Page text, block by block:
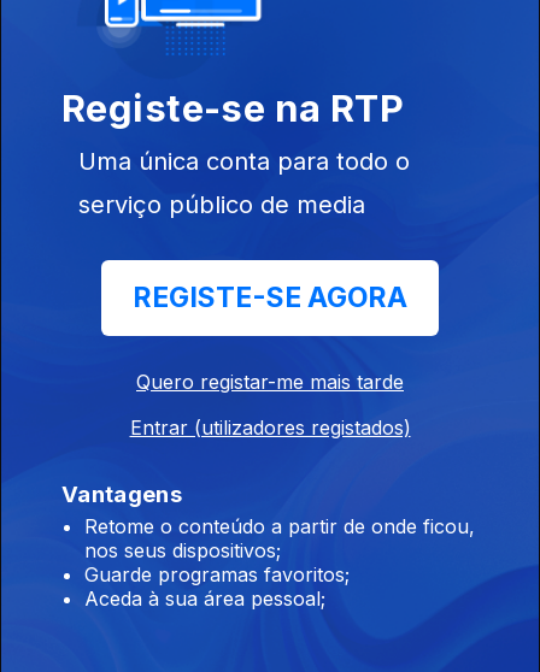
06 ago. 2022
Manchester
Ep. 16
Registe-se na RTP
Uma única conta para todo o
serviço público de media
REGISTE-SE AGORA
Quero registar-me mais tarde
Entrar (utilizadores registados)
Vantagens
Retome o conteúdo a partir de onde ficou,
nos seus dispositivos;
Guarde programas favoritos;
Aceda à sua área pessoal;